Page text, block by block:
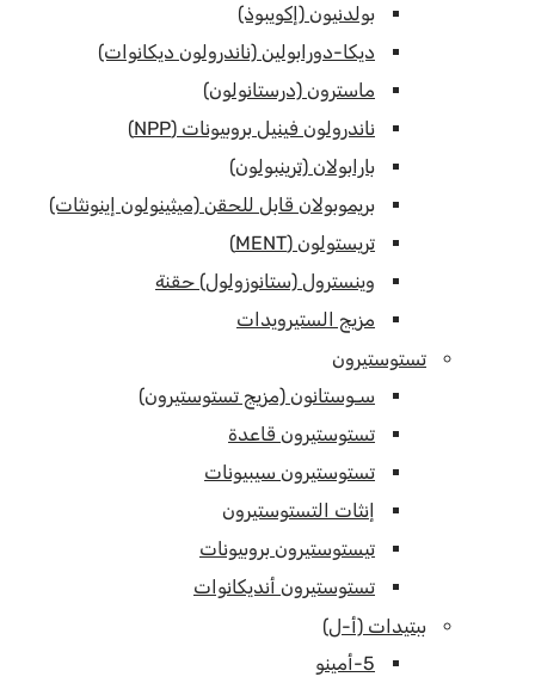
بولدنيون (إكويبوذ)
ديكا-دورابولين (ناندرولون ديكانوات)
ماسترون (درستانولون)
ناندرولون فينيل بروبيونات (NPP)
بارابولان (ترينبولون)
بريموبولان قابل للحقن (ميثينولون إينونثات)
تريستولون (MENT)
وينسترول (ستانوزولول) حقنة
مزيج الستيرويدات
تستوستيرون
سـوستانون (مزيج تستوستيرون)
تستوستيرون قاعدة
تستوستيرون سيبيونات
إنثات التستوستيرون
تيستوستيرون بروبيونات
تستوستيرون أنديكانوات
ببتيدات (أ-ل)
5-أمينو